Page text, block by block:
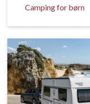
Camping for børn